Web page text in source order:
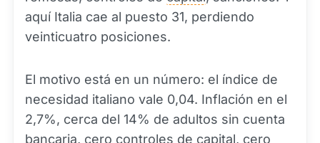
aquí Italia cae al puesto 31, perdiendo
veinticuatro posiciones.
El motivo está en un número: el índice de
necesidad italiano vale 0,04. Inflación en el
2,7%, cerca del 14% de adultos sin cuenta
bancaria, cero controles de capital, cero